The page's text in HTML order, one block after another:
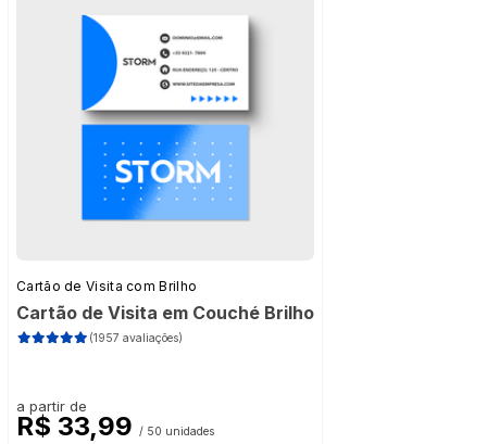
Cartão de Visita com Brilho
Cartão de Visita em Couché Brilho
(1957 avaliações)
a partir de
R$ 33,99 / 50 unidades